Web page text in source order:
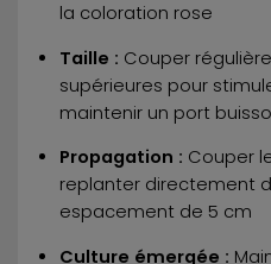
la coloration rose
Taille : Couper
supérieures pour
maintenir un port
Propagation : Couper
replanter directement
espacement de 5 cm
Culture émergée :